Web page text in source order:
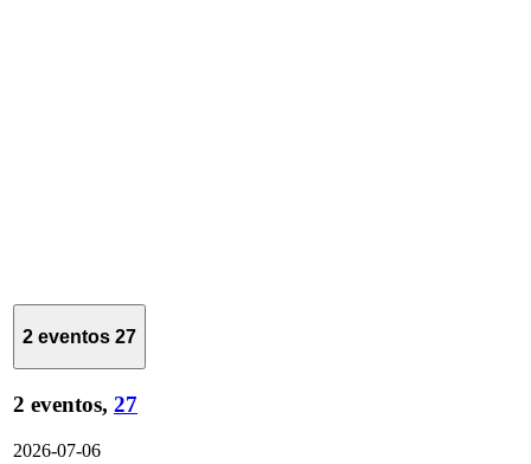
2 eventos 27
2 eventos, 27
2026-07-06